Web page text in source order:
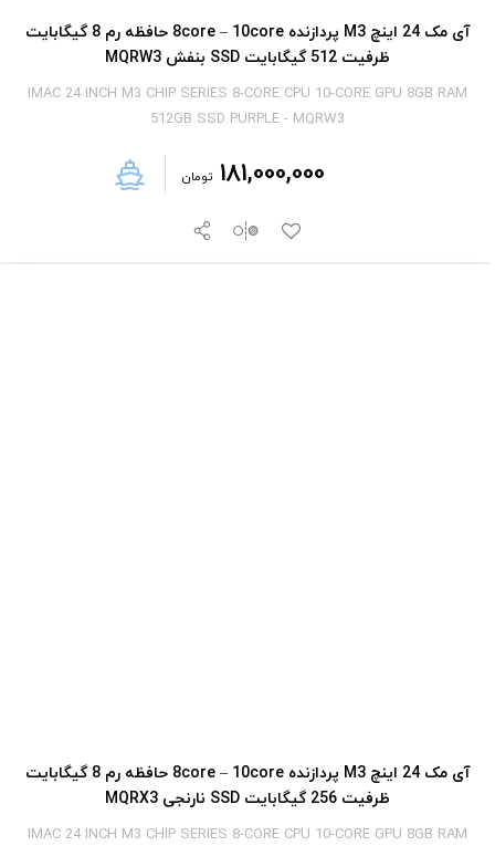
آی‎ مک 24 اینچ M3 پردازنده 8core – 10core حافظه رم 8 گیگابایت
ظرفیت 512 گیگابایت SSD بنفش MQRW3
IMAC 24 INCH M3 CHIP SERIES 8-CORE CPU 10-CORE GPU 8GB RAM
512GB SSD PURPLE - MQRW3
181,000,000 تومان
آی‎ مک 24 اینچ M3 پردازنده 8core – 10core حافظه رم 8 گیگابایت
ظرفیت 256 گیگابایت SSD نارنجی MQRX3
IMAC 24 INCH M3 CHIP SERIES 8-CORE CPU 10-CORE GPU 8GB RAM